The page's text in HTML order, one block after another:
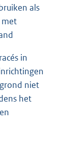
als
met
in
niet
het